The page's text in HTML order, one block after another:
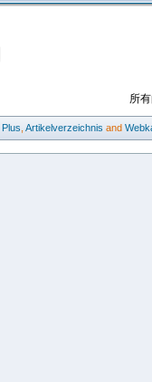
所
Plus Artikelverzeichnis and